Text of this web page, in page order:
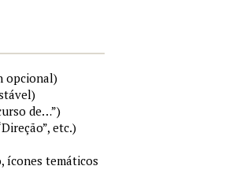
opcional)
de…”)
etc.)
ícones temáticos